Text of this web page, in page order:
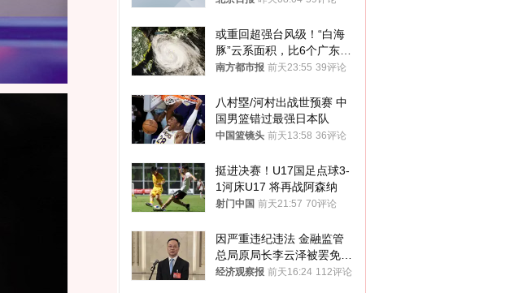
或重回超强台风级！“白海
豚”云系面积，比6个广东还
大！深圳官方：注意这件事
南方都市报 前天23:55 39评论
八村塁/河村出战世预赛 中
国男篮错过最强日本队
中国篮镜头 前天13:58 36评论
挺进决赛！U17国足点球3-
1河床U17 将再战阿森纳
射门中国 前天21:57 70评论
因严重违纪违法 金融监管
总局原局长李云泽被罢免全
国人大代表
经济观察报 前天16:24 112评论